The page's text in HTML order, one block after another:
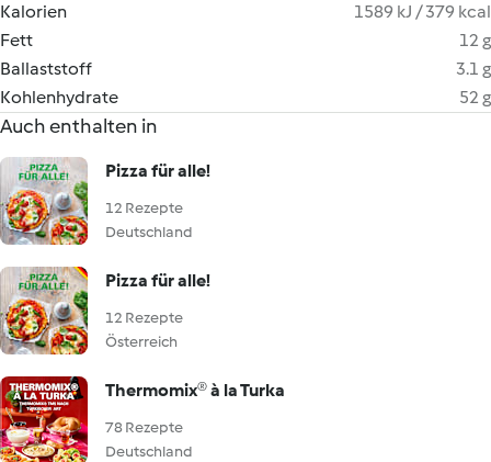
Kalorien
1589 kJ / 379 kcal
Fett
12 g
Ballaststoff
3.1 g
Kohlenhydrate
52 g
Auch enthalten in
Pizza für alle!
12 Rezepte
Deutschland
Pizza für alle!
12 Rezepte
Österreich
Thermomix® à la Turka
78 Rezepte
Deutschland